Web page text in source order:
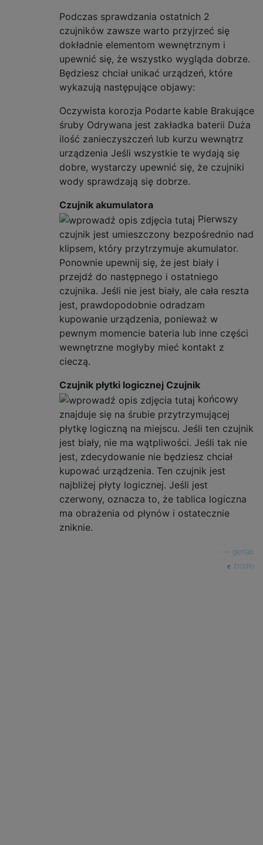
Podczas sprawdzania ostatnich 2
czujników zawsze warto przyjrzeć się
dokładnie elementom wewnętrznym i
upewnić się, że wszystko wygląda dobrze.
Będziesz chciał unikać urządzeń, które
wykazują następujące objawy:
Oczywista korozja Podarte kable Brakujące
śruby Odrywana jest zakładka baterii Duża
ilość zanieczyszczeń lub kurzu wewnątrz
urządzenia Jeśli wszystkie te wydają się
dobre, wystarczy upewnić się, że czujniki
wody sprawdzają się dobrze.
Czujnik akumulatora
Pierwszy
czujnik jest umieszczony bezpośrednio nad
klipsem, który przytrzymuje akumulator.
Ponownie upewnij się, że jest biały i
przejdź do następnego i ostatniego
czujnika. Jeśli nie jest biały, ale cała reszta
jest, prawdopodobnie odradzam
kupowanie urządzenia, ponieważ w
pewnym momencie bateria lub inne części
wewnętrzne mogłyby mieć kontakt z
cieczą.
Czujnik płytki logicznej Czujnik
końcowy
znajduje się na śrubie przytrzymującej
płytkę logiczną na miejscu. Jeśli ten czujnik
jest biały, nie ma wątpliwości. Jeśli tak nie
jest, zdecydowanie nie będziesz chciał
kupować urządzenia. Ten czujnik jest
najbliżej płyty logicznej. Jeśli jest
czerwony, oznacza to, że tablica logiczna
ma obrażenia od płynów i ostatecznie
zniknie.
gertab
źródło